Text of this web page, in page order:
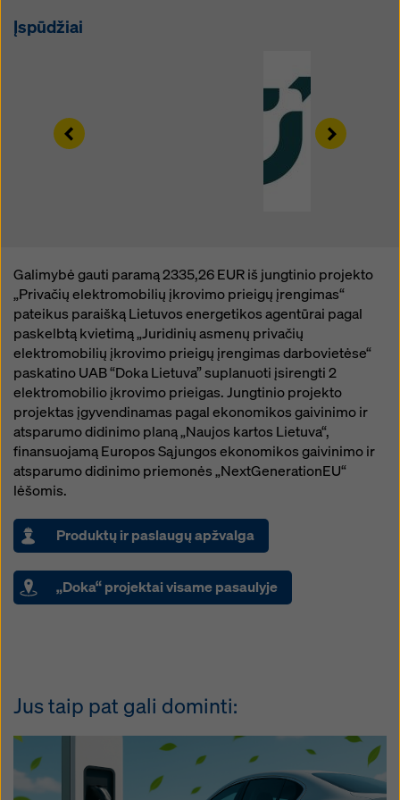
Įspūdžiai
Left Right
Galimybė gauti paramą 2335,26 EUR iš jungtinio projekto
„Privačių elektromobilių įkrovimo prieigų įrengimas“
pateikus paraišką Lietuvos energetikos agentūrai pagal
paskelbtą kvietimą „Juridinių asmenų privačių
elektromobilių įkrovimo prieigų įrengimas darbovietėse“
paskatino UAB “Doka Lietuva” suplanuoti įsirengti 2
elektromobilio įkrovimo prieigas. Jungtinio projekto
projektas įgyvendinamas pagal ekonomikos gaivinimo ir
atsparumo didinimo planą „Naujos kartos Lietuva“,
finansuojamą Europos Sąjungos ekonomikos gaivinimo ir
atsparumo didinimo priemonės „NextGenerationEU“
lėšomis.
Produktų ir paslaugų apžvalga
„Doka“ projektai visame pasaulyje
Jus taip pat gali dominti:
atšaukti su būsimuoju poveikiu ir nenurodydami
Daugiau informacijos apie mūsų slapukus galite rasti
mūsų privatumo politikoje
. Taip pat siūlome galimybę
pasirinkti slapukus (išplėstiniai slapukų nustatymai).